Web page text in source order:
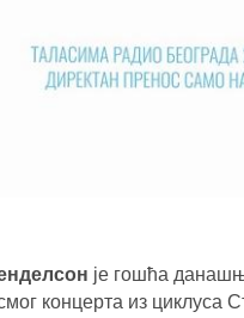
је гошћа
концерта из циклуса